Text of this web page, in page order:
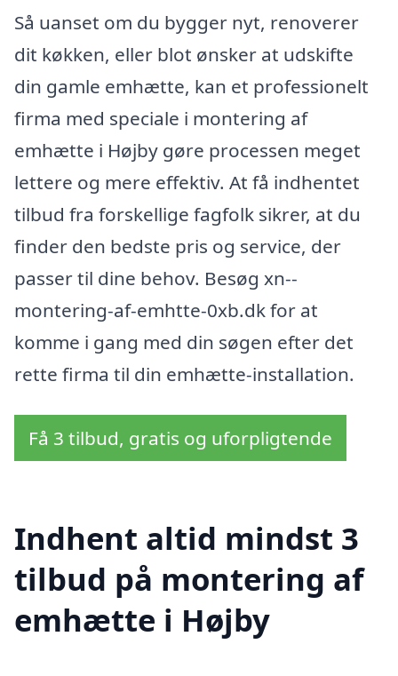
Så uanset om du bygger nyt, renoverer
dit køkken, eller blot ønsker at udskifte
din gamle emhætte, kan et professionelt
firma med speciale i montering af
emhætte i Højby gøre processen meget
lettere og mere effektiv. At få indhentet
tilbud fra forskellige fagfolk sikrer, at du
finder den bedste pris og service, der
passer til dine behov. Besøg xn--
montering-af-emhtte-0xb.dk for at
komme i gang med din søgen efter det
rette firma til din emhætte-installation.
Få 3 tilbud, gratis og uforpligtende
Indhent altid mindst 3
tilbud på montering af
emhætte i Højby